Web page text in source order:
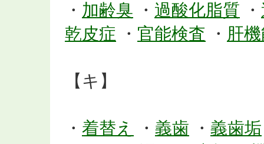
・ 加齢臭 ・ 過酸化脂質 ・
乾皮症 ・ 官能検査 ・ 肝
【キ】
・ 着替え ・ 義歯 ・ 義歯垢